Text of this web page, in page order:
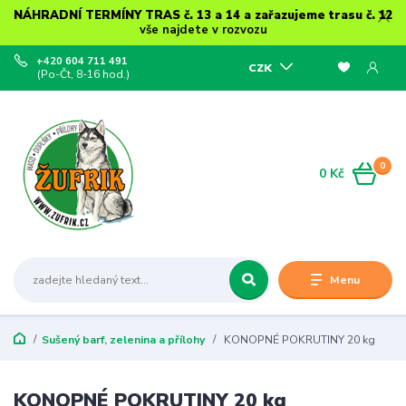
NÁHRADNÍ TERMÍNY TRAS č. 13 a 14 a zařazujeme trasu č. 12
vše najdete v rozvozu
Menu
CZK
+420 604 711 491
(Po-Čt, 8-16 hod.)
0
0 Kč
Sušený barf, zelenina a přílohy KONOPNÉ POKRUTINY 20 kg
KONOPNÉ POKRUTINY 20 kg